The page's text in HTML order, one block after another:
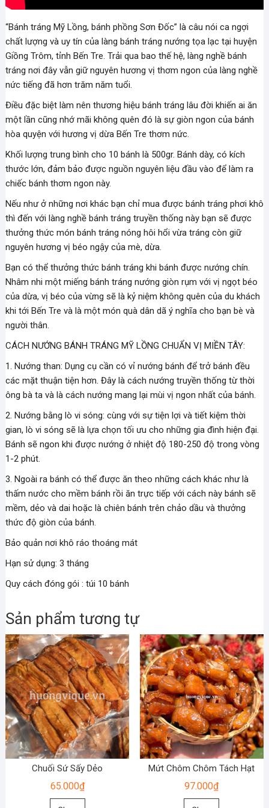
“Bánh tráng Mỹ Lồng, bánh phồng Sơn Đốc” là câu nói ca ngợi
chất lượng và uy tín của làng bánh tráng nướng tọa lạc tại huyện
Giồng Trôm, tỉnh Bến Tre. Trải qua bao thế hệ, làng nghề bánh
tráng nơi đây vẫn giữ nguyên hương vị thơm ngon của làng nghề
nức tiếng đã hơn trăm năm tuổi.
Điều đặc biệt làm nên thương hiệu bánh tráng lâu đời khiến ai ăn
một lần cũng nhớ mãi không quên đó là sự giòn ngon của bánh
hòa quyện với hương vị dừa Bến Tre thơm nức.
Khối lượng trung bình cho 10 bánh là 500gr. Bánh dày, có kích
thước lớn, đảm bảo được nguồn nguyên liệu đầu vào để làm ra
chiếc bánh thơm ngon này.
Nếu như ở những nơi khác bạn chỉ mua được bánh tráng phơi khô
thì đến với làng nghề bánh tráng truyền thống này bạn sẽ được
thưởng thức món bánh tráng nóng hôi hổi vừa tráng còn giữ
nguyên hương vị béo ngậy của mè, dừa.
Bạn có thể thưởng thức bánh tráng khi bánh được nướng chín.
Nhâm nhi một miếng bánh tráng nướng giòn rụm với vị ngọt béo
của dừa, vị béo của vừng sẽ là kỷ niệm không quên của du khách
khi tới Bến Tre và là một món quà dân dã ý nghĩa cho bạn bè và
người thân.
CÁCH NƯỚNG BÁNH TRÁNG MỸ LỒNG CHUẨN VỊ MIỀN TÂY:
1. Nướng than: Dụng cụ cần có vỉ nướng bánh để trở bánh đều
các mặt thuận tiện hơn. Đây là cách nướng truyền thống từ thời
ông bà ta và là cách nướng mang lại mùi vị ngon nhất của bánh.
2. Nướng bằng lò vi sóng: cùng với sự tiện lợi và tiết kiệm thời
gian, lò vi sóng sẽ là lựa chọn tối ưu cho những gia đình hiện đại.
Bánh sẽ ngon khi được nướng ở nhiệt độ 180-250 độ trong vòng
1-2 phút.
3. Ngoài ra bánh có thể được ăn theo những cách khác như là
thấm nước cho mềm bánh rồi ăn trực tiếp với cách này bánh sẽ
mềm, dẻo và dai hoặc là chiên bánh trên chảo dầu và thưởng
thức độ giòn của bánh.
Bảo quản nơi khô ráo thoáng mát
Hạn sử dụng: 3 tháng
Quy cách đóng gói : túi 10 bánh
Sản phẩm tương tự
Chuối Sứ Sấy Dẻo
65.000₫
Sản
Mứt Chôm Chôm Tách Hạt
97.000₫
Sản